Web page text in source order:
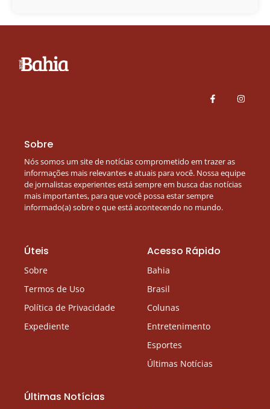
Sobre
Nós somos um site de notícias comprometido em trazer as
informações mais relevantes e atuais para você. Nossa equipe
de jornalistas experientes está sempre em busca das notícias
mais importantes, para que você possa estar sempre
informado(a) sobre o que está acontecendo no mundo.
Úteis
Sobre
Termos de Uso
Política de Privacidade
Expediente
Acesso Rápido
Bahia
Brasil
Colunas
Entretenimento
Esportes
Últimas Notícias
Últimas Notícias